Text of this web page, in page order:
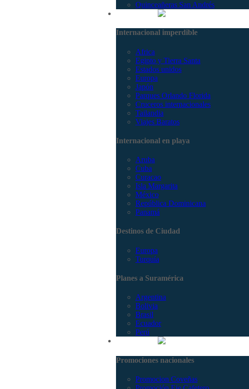
Quinceañeras San Andrés
Internacional imperdible
Africa
Egipto y Tierra Santa
Estados unidos
Europa
Japón
Parques Orlando Florida
Cruceros internacionales
Tailandia
Viajes Baratos
Internacional en playa
Aruba
Cuba
Curacao
Isla Margarita
México
República Dominicana
Panamá
Destinos de Ciudad
Europa
Turquía
Planes a Suramérica
Argentina
Bolivia
Brasil
Ecuador
Perú
Promociones nacionales
Promocion Coveñas